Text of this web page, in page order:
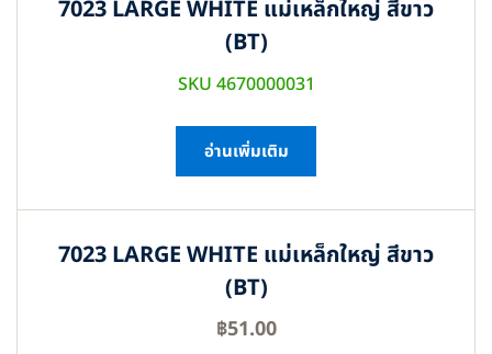
7023 LARGE WHITE แม่เหล็กใหญ่ สีขาว
(BT)
SKU 4670000031
อ่านเพิ่มเติม
7023 LARGE WHITE แม่เหล็กใหญ่ สีขาว
(BT)
฿51.00